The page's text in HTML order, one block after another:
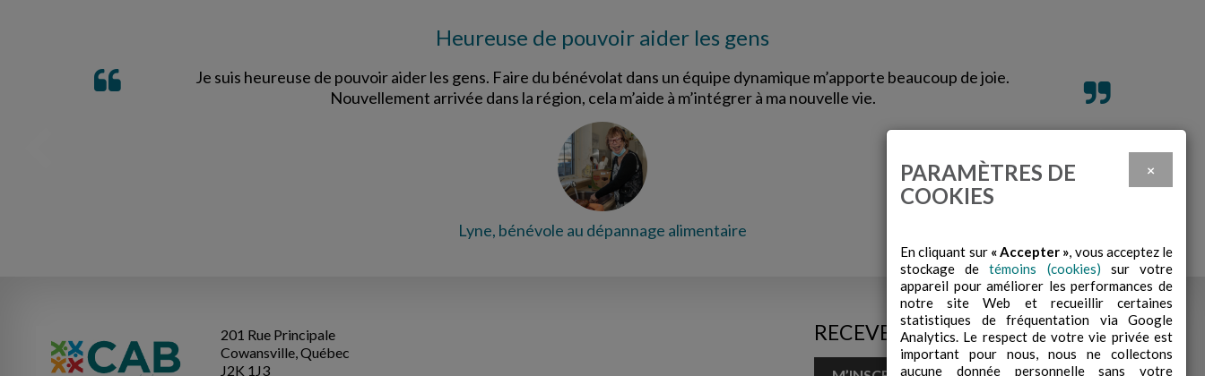
Heureuse de pouvoir aider les gens
Je suis heureuse de pouvoir aider les gens. Faire du bénévolat dans un équipe dynamique m’apporte beaucoup de joie.
Nouvellement arrivée dans la région, cela m’aide à m’intégrer à ma nouvelle vie.
Lyne, bénévole au dépannage alimentaire
201 Rue Principale
Cowansville, Québec
J2K 1J3
RECEVEZ NOS INFOLETTRES!
×
PARAMÈTRES DE
COOKIES
En cliquant sur « Accepter », vous acceptez le
stockage detémoins (cookies) sur votre
appareil pour améliorer les performances de
notre site Web et recueillir certaines
statistiques de fréquentation via Google
Analytics. Le respect de votre vie privée est
important pour nous, nous ne collectons
aucune donnée personnelle sans votre